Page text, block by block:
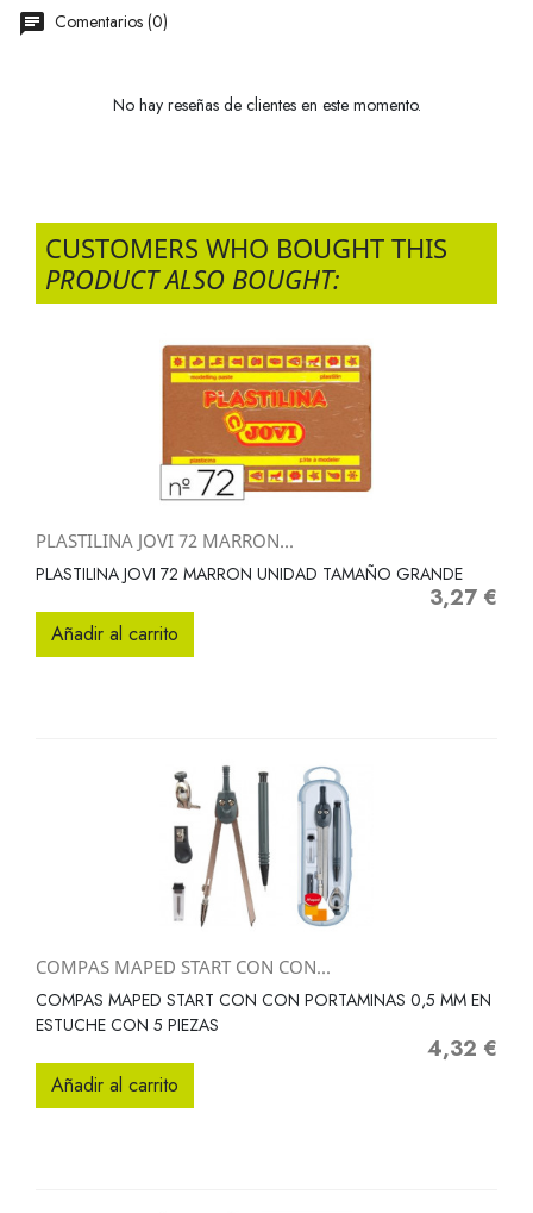
Comentarios (0)
No hay reseñas de clientes en este momento.
CUSTOMERS WHO BOUGHT THIS
PRODUCT ALSO BOUGHT:
PLASTILINA JOVI 72 MARRON...
PLASTILINA JOVI 72 MARRON UNIDAD TAMAÑO GRANDE
Precio
3,27 €
Añadir al carrito
COMPAS MAPED START CON CON...
COMPAS MAPED START CON CON PORTAMINAS 0,5 MM EN
ESTUCHE CON 5 PIEZAS
Precio
4,32 €
Añadir al carrito